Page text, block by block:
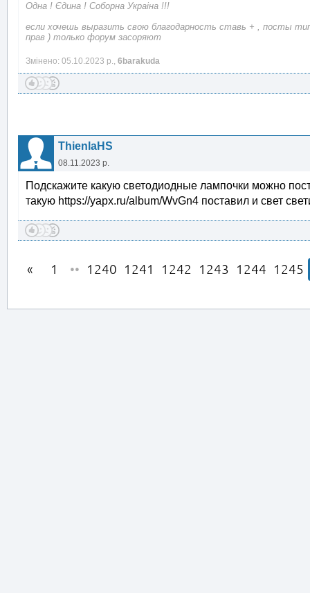
Одна ! Єдина ! Соборна Украіна !!!
если хочешь выразить свою благодарность ставь + , посты
прав ) только форум засоряют
Змінено: 05.10.2023 р., 6barakuda
ThienlaHS
08.11.2023 р.
Подскажите какую светодиодные лампочки можно
такую https://yapx.ru/album/WvGn4 поставил и свет
1 •• 1240 1241 1242 1243 1244 1245